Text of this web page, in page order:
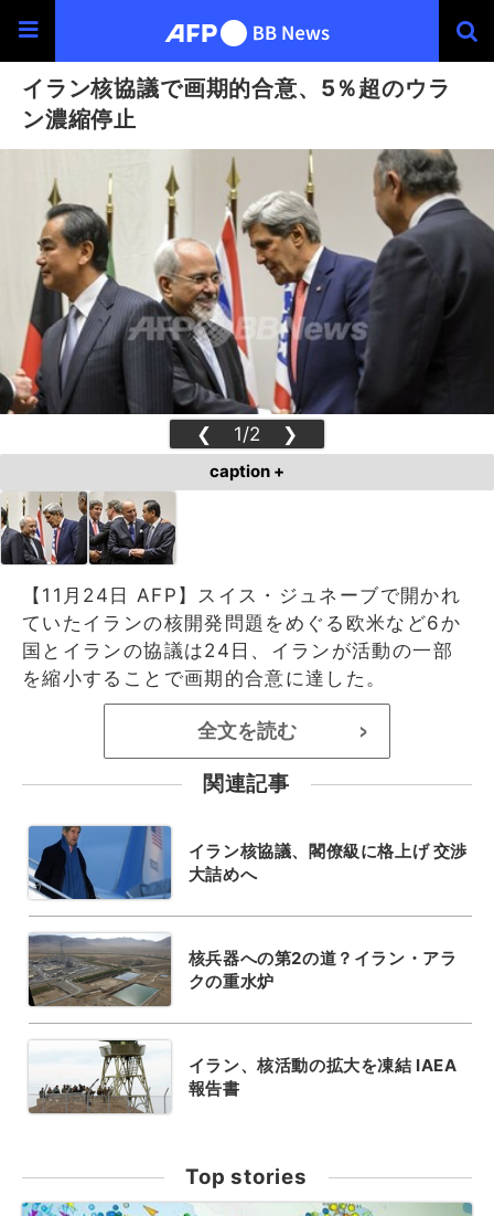
イラン核協議で画期的合意、5％超のウラ
ン濃縮停止
❮ 1/2 ❯
caption +
【11月24日 AFP】スイス・ジュネーブで開かれ
ていたイランの核開発問題をめぐる欧米など6か
国とイランの協議は24日、イランが活動の一部
を縮小することで画期的合意に達した。
全文を読む >
関連記事
イラン核協議、閣僚級に格上げ 交渉
大詰めへ
核兵器への第2の道？イラン・アラ
クの重水炉
イラン、核活動の拡大を凍結 IAEA
報告書
Top stories